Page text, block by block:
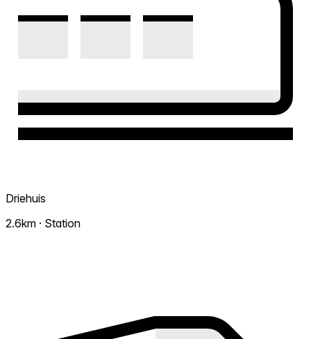
Driehuis
2.6km · Station